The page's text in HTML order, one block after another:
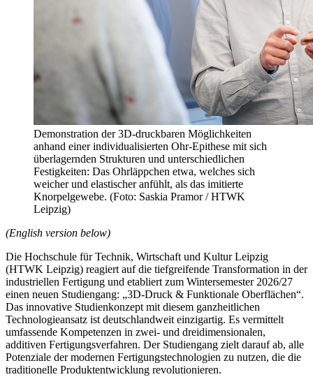
Demonstration der 3D-druckbaren Möglichkeiten
anhand einer individualisierten Ohr-Epithese mit sich
überlagernden Strukturen und unterschiedlichen
Festigkeiten: Das Ohrläppchen etwa, welches sich
weicher und elastischer anfühlt, als das imitierte
Knorpelgewebe. (Foto: Saskia Pramor / HTWK
Leipzig)
(English version below)
Die Hochschule für Technik, Wirtschaft und Kultur Leipzig
(HTWK Leipzig) reagiert auf die tiefgreifende Transformation in der
industriellen Fertigung und etabliert zum Wintersemester 2026/27
einen neuen Studiengang: „3D-Druck & Funktionale Oberflächen“.
Das innovative Studienkonzept mit diesem ganzheitlichen
Technologieansatz ist deutschlandweit einzigartig. Es vermittelt
umfassende Kompetenzen in zwei- und dreidimensionalen,
additiven Fertigungsverfahren. Der Studiengang zielt darauf ab, alle
Potenziale der modernen Fertigungstechnologien zu nutzen, die die
traditionelle Produktentwicklung revolutionieren.